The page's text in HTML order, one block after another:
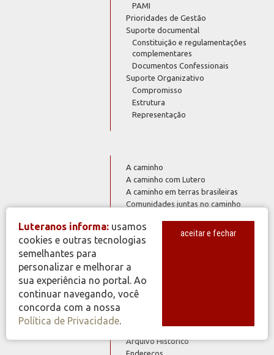
PAMI
Prioridades de Gestão
Suporte documental
Constituição e regulamentações
complementares
Documentos Confessionais
Suporte Organizativo
Compromisso
Estrutura
Representação
História
A caminho
A caminho com Lutero
A caminho em terras brasileiras
Comunidades juntas no caminho
Organizações em retrospectiva
Resgates
Brasil
Jubileu dos 500 Anos da Reforma
Capela luterana
Arquivo Histórico
Endereços
Luteranos informa: usamos
cookies e outras tecnologias
semelhantes para
personalizar e melhorar a
sua experiência no portal. Ao
continuar navegando, você
concorda com a nossa
Política de Privacidade.
aceitar e fechar